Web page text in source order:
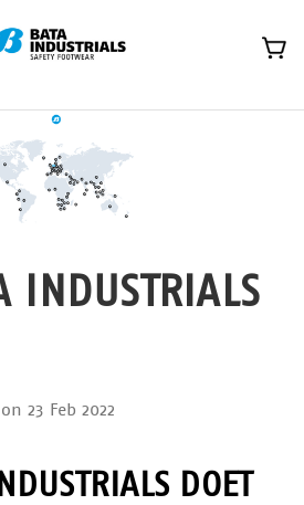
INDUSTRIALS
23 Feb 2022
DOET